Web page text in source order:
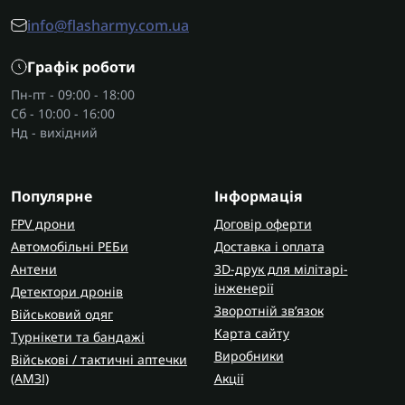
речі м’якше і витрачає менше електроенергії. У
каталозі FlashArmy часто обирають саме такі
моделі.
Функціонал сушильних машинок
Звичайна сушильна машина для білизни має
кілька режимів для різних типів тканини. Це
матеріал.
Найчастіше використовують такі програми:
автоматичне визначення рівня вологості;
програма для бавовни;
режим для синтетики;
делікатна сушка;
швидка сушка для невеликої кількості речей.
Коли облаштовують пральну зону, зазвичай
info@flasharmy.com.ua
Графік роботи
Пн-пт - 09:00 - 18:00
Сб - 10:00 - 16:00
Нд - вихідний
Популярне
FPV дрони
Автомобільні РЕБи
Антени
Детектори дронів
Військовий одяг
Турнікети та бандажі
Військові / тактичні аптечки
(AMЗІ)
Інформація
Договір оферти
Доставка і оплата
3D-друк для мілітарі-
інженерії
Зворотній зв’язок
Карта сайту
Виробники
Акції